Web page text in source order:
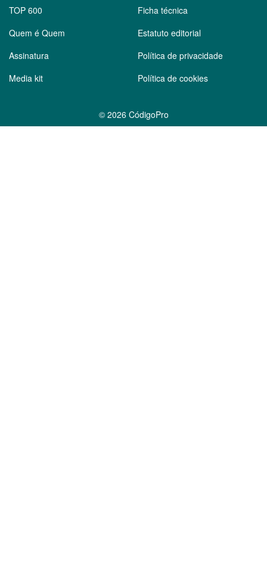
TOP 600
Quem é Quem
Assinatura
Media kit
Ficha técnica
Estatuto editorial
Política de privacidade
Política de cookies
© 2026 CódigoPro